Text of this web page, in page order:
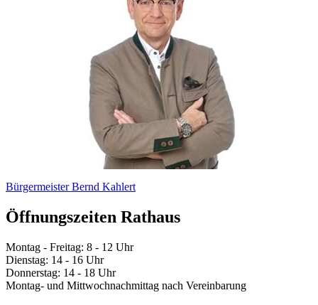
Bürgermeister Bernd Kahlert
Öffnungszeiten Rathaus
Montag - Freitag: 8 - 12 Uhr
Dienstag: 14 - 16 Uhr
Donnerstag: 14 - 18 Uhr
Montag- und Mittwochnachmittag nach Vereinbarung